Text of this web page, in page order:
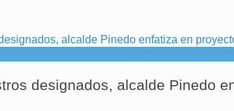
designados, alcalde Pinedo